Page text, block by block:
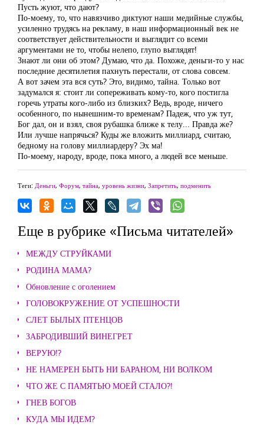
Пусть жуют, что дают?
По-моему, то, что навязчиво диктуют наши медийные службы,
усиленно трудясь на рекламу, в наш информационный век не
соответствует действительности и выглядит со всеми
аргументами не то, чтобы нелепо, глупо выглядят!
Знают ли они об этом? Думаю, что да. Похоже, деньги-то у нас
последние десятилетия пахнуть перестали, от слова совсем.
А вот зачем эта вся суть? Это, видимо, тайна. Только вот
задумался я: стоит ли сопереживать кому-то, кого постигла
горечь утраты кого-либо из близких? Ведь, вроде, ничего
особенного, по нынешним-то временам? Падеж, что уж тут,
Бог дал, он и взял, своя рубашка ближе к телу... Правда же?
Или лучше напрячься? Куды же вложить миллиард, считаю,
бедному на голову миллиардеру? Эх ма!
По-моему, народу, вроде, пока много, а людей все меньше.
Теги: Деньги, Форум, тайна, уровень жизни, Запретить, подменить
Еще в рубрике «Письма читателей»
МЕЖДУ СТРУЙКАМИ
РОДИНА МАМА?
Обновление с оголением
ГОЛОВОКРУЖЕНИЕ ОТ УСПЕШНОСТИ
СЛЕТ БЫЛЫХ ПТЕНЦОВ
ЗАБРОДИВШИЙ ВИНЕГРЕТ
ВЕРУЮ!?
НЕ НАМЕРЕН БЫТЬ НИ БАРАНОМ, НИ ВОЛКОМ
ЧТО ЖЕ С ПАМЯТЬЮ МОЕЙ СТАЛО?!
ГНЕВ БОГОВ
КУДА МЫ ИДЕМ?